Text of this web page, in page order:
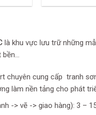
là khu vực lưu trữ những
bền…
chuyên cung cấp tranh
làm nền tảng cho phát
-> vẽ -> giao hàng): 3 –